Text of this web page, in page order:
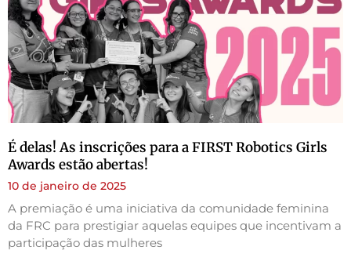
É delas! As inscrições para a FIRST Robotics Girls
Awards estão abertas!
10 de janeiro de 2025
A premiação é uma iniciativa da comunidade feminina
da FRC para prestigiar aquelas equipes que incentivam a
participação das mulheres